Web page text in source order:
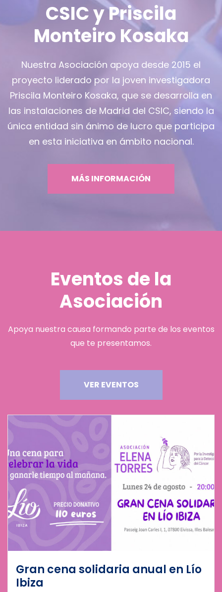
CSIC y Priscila
Monteiro Kosaka
Nuestra Asociación apoya desde 2015 el
proyecto liderado por la joven investigadora
Priscila Monteiro Kosaka, que se desarrolla en
las instalaciones de Madrid del CSIC, siendo la
única entidad sin ánimo de lucro que participa
en esta iniciativa en ámbito nacional.
MÁS INFORMACIÓN
Eventos de la
Asociación
Apoya nuestra causa formando parte de los eventos
que te presentamos.
VER EVENTOS
Gran cena solidaria anual en Lío
Ibiza